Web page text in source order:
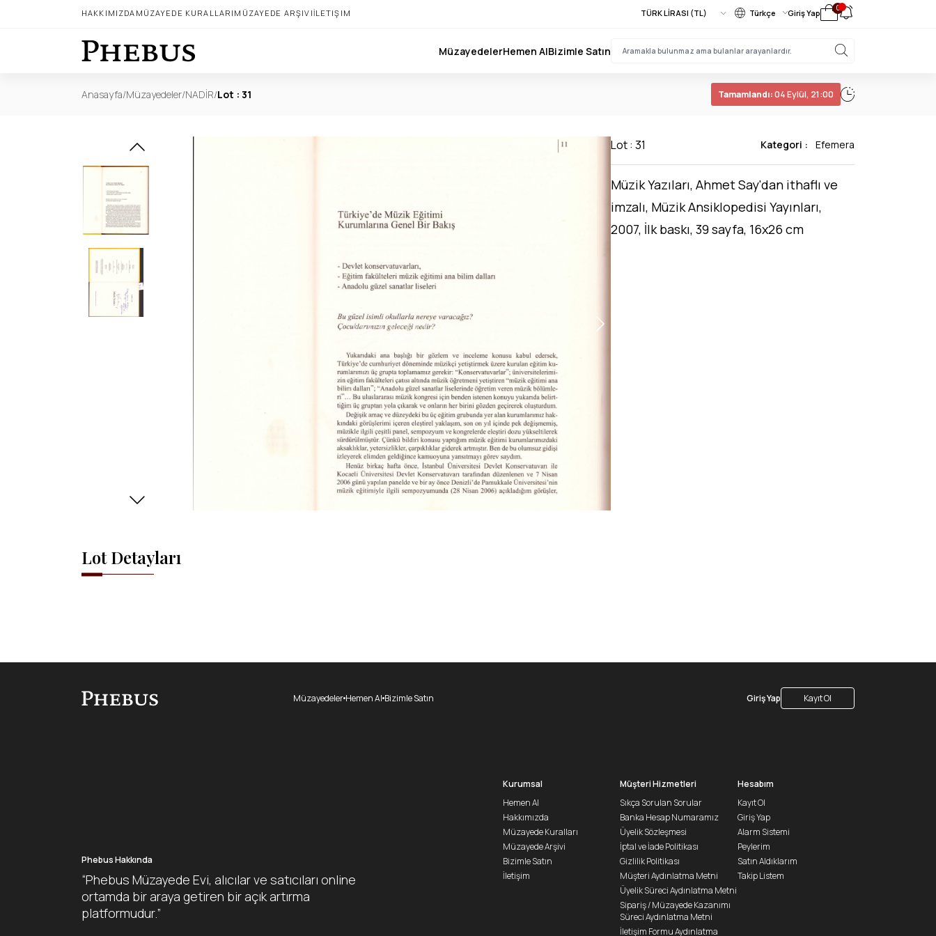
HAKKIMIZDA MÜZAYEDE KURALLARI MÜZAYEDE ARŞIVIİLETIŞIM Türkçe Giriş Yap 0
MüzayedelerHemen AlBizimle Satın
Anasayfa/Müzayedeler/NADİR/Lot : 31 Tamamlandı:04 Eylül, 21:00
Lot Detayları
Lot : 31 Kategori : Efemera
Müzik Yazıları, Ahmet Say'dan ithaflı ve
imzalı, Müzik Ansiklopedisi Yayınları,
2007, İlk baskı, 39 sayfa, 16x26 cm
MüzayedelerHemen Al Bizimle Satın Giriş Yap Kayıt Ol
Phebus Hakkında
“Phebus Müzayede Evi, alıcılar ve satıcıları online
ortamda bir araya getiren bir açık artırma
platformudur.”
Kurumsal
Hemen Al
Hakkımızda
Müzayede Kuralları
Müzayede Arşivi
Bizimle Satın
İletişim
Müşteri Hizmetleri
Sıkça Sorulan Sorular
Banka Hesap Numaramız
Üyelik Sözleşmesi
İptal ve İade Politikası
Gizlilik Politikası
Müşteri Aydınlatma Metni
Üyelik Süreci Aydınlatma Metni
Sipariş / Müzayede Kazanımı
Süreci Aydınlatma Metni
İletişim Formu Aydınlatma
Hesabım
Kayıt Ol
Giriş Yap
Alarm Sistemi
Peylerim
Satın Aldıklarım
Takip Listem